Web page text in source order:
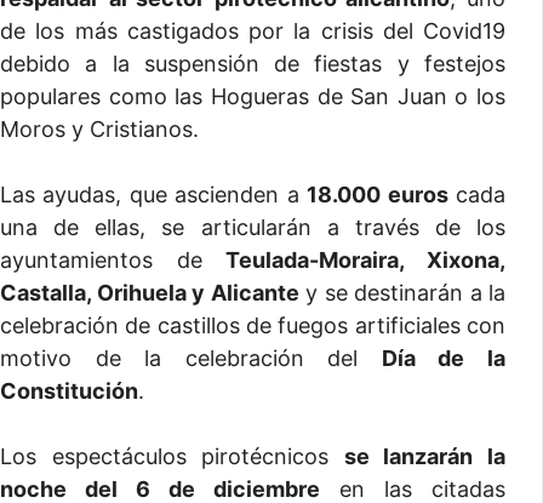
de los más castigados por la crisis del Covid19
debido a la suspensión de fiestas y festejos
populares como las Hogueras de San Juan o los
Moros y Cristianos.
Las ayudas, que ascienden a 18.000 euroscada
una de ellas, se articularán a través de los
ayuntamientos deTeulada-Moraira, Xixona,
Castalla, Orihuela y Alicante y se destinarán a la
celebración de castillos de fuegos artificiales con
motivo de la celebración del Día de la
Constitución.
Los espectáculos pirotécnicos se lanzarán la
noche del 6 de diciembre en las citadas